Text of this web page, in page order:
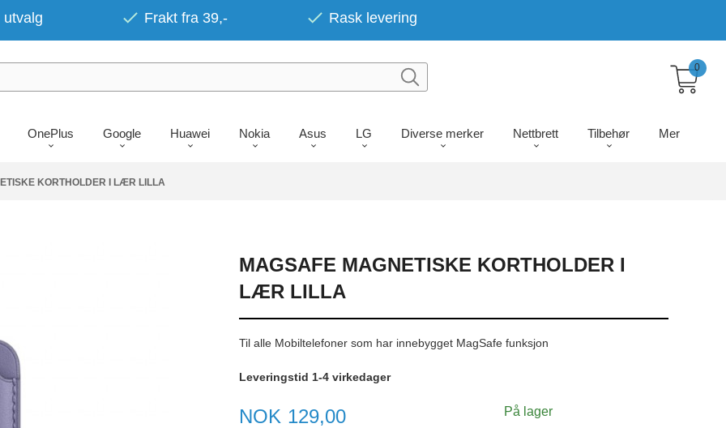
utvalg Frakt fra 39,- Rask levering
OnePlus Google Huawei Nokia Asus LG Diverse merker Nettbrett Tilbehør Mer
0
KORTHOLDER I LÆR LILLA
MAGSAFE MAGNETISKE KORTHOLDER I
LÆR LILLA
Til alle Mobiltelefoner som har innebygget MagSafe funksjon
Leveringstid 1-4 virkedager
Pris
NOK 129,00 På lager